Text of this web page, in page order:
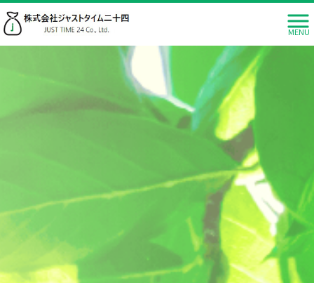
MENU